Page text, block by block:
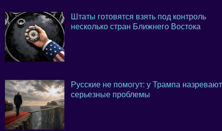
Штаты готовятся взять под контроль
несколько стран Ближнего Востока
Русские не помогут: у Трампа назревают
серьезные проблемы